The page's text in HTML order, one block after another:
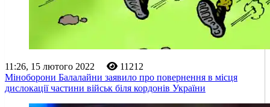
11:26, 15 лютого 2022
11212
Міноборони Балалайни заявило про повернення в місця
дислокації частини військ біля кордонів України